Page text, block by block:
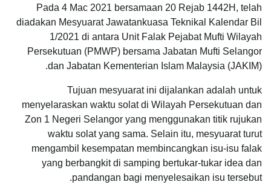
Pada 4 Mac 2021 bersamaan 20 Rejab 1442H, telah
diadakan Mesyuarat Jawatankuasa Teknikal Kalendar Bil
1/2021 di antara Unit Falak Pejabat Mufti Wilayah
Persekutuan (PMWP) bersama Jabatan Mufti Selangor
dan Jabatan Kementerian Islam Malaysia (JAKIM).
Tujuan mesyuarat ini dijalankan adalah untuk
menyelaraskan waktu solat di Wilayah Persekutuan dan
Zon 1 Negeri Selangor yang menggunakan titik rujukan
waktu solat yang sama. Selain itu, mesyuarat turut
mengambil kesempatan membincangkan isu-isu falak
yang berbangkit di samping bertukar-tukar idea dan
pandangan bagi menyelesaikan isu tersebut.